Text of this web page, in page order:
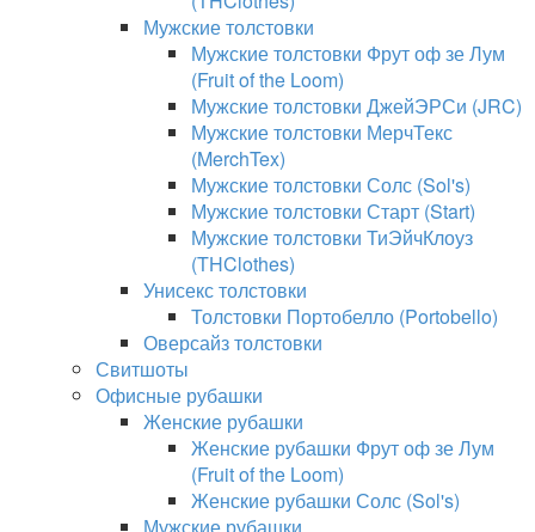
Мужские толстовки
Мужские толстовки Фрут оф зе Лум
(Fruit of the Loom)
Мужские толстовки ДжейЭРСи (JRC)
Мужские толстовки МерчТекс
(MerchTex)
Мужские толстовки Солс (Sol's)
Мужские толстовки Старт (Start)
Мужские толстовки ТиЭйчКлоуз
(THClothes)
Унисекс толстовки
Толстовки Портобелло (Portobello)
Оверсайз толстовки
Свитшоты
Офисные рубашки
Женские рубашки
Женские рубашки Фрут оф зе Лум
(Fruit of the Loom)
Женские рубашки Солс (Sol's)